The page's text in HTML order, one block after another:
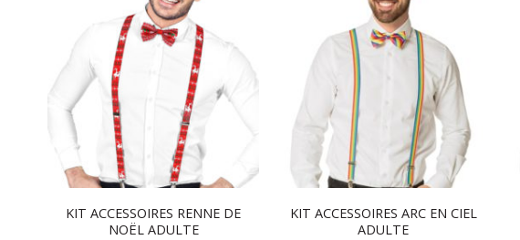
KIT ACCESSOIRES RENNE DE
NOËL ADULTE
KIT ACCESSOIRES ARC EN CIEL
ADULTE